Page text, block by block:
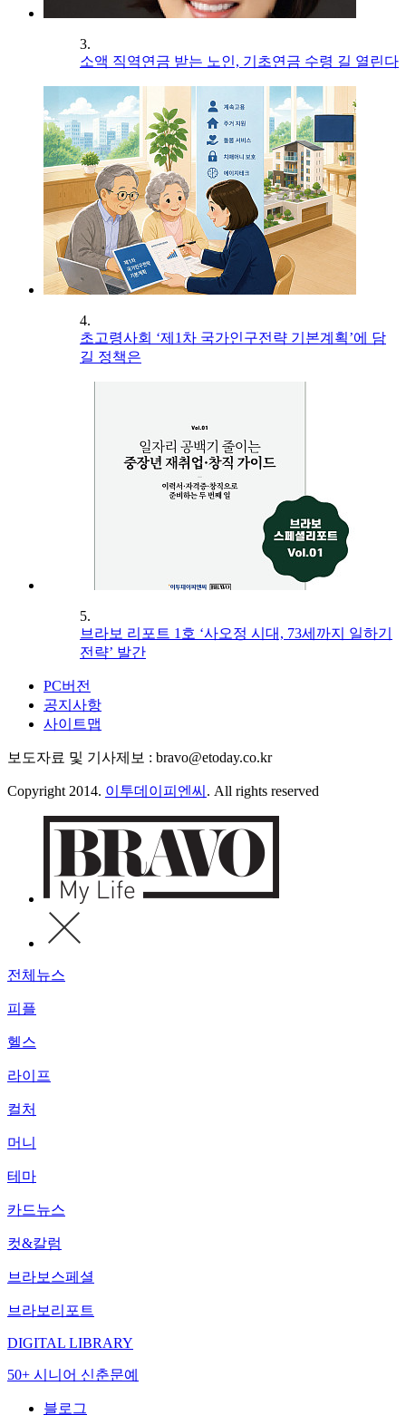
3.
소액 직역연금 받는 노인, 기초연금 수령 길 열린다
4.
초고령사회 ‘제1차 국가인구전략 기본계획’에 담
길 정책은
5.
브라보 리포트 1호 ‘사오정 시대, 73세까지 일하기
전략’ 발간
PC버전
공지사항
사이트맵
보도자료 및 기사제보 : bravo@etoday.co.kr
Copyright 2014. 이투데이피엔씨 . All rights reserved
전체뉴스
피플
헬스
라이프
컬처
머니
테마
카드뉴스
컷&칼럼
브라보스페셜
브라보리포트
DIGITAL LIBRARY
50+ 시니어 신춘문예
블로그